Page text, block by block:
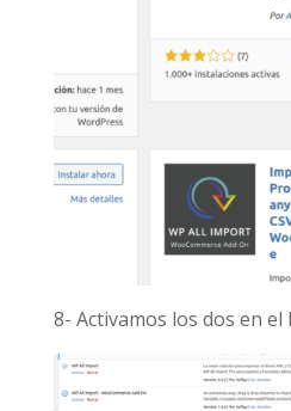
8- Activamos los dos en